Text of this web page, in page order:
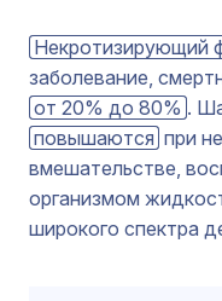
Некротизирующий
заболевание,
от 20% до 80% .
повышаются при
вмешательстве,
организмом
широкого спектра